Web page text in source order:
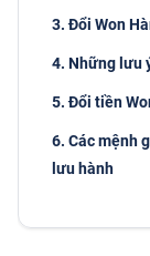
3. Đổi Won
4. Những lưu
5. Đổi tiền
6. Các mệnh
lưu hành